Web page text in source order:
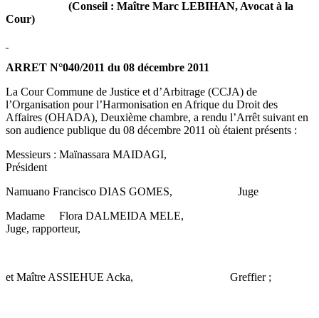
(Conseil : Maître Marc LEBIHAN, Avocat à la
Cour)
ARRET N°040/2011 du 08 décembre 2011
La Cour Commune de Justice et d’Arbitrage (CCJA) de
l’Organisation pour l’Harmonisation en Afrique du Droit des
Affaires (OHADA), Deuxième chambre, a rendu l’Arrêt suivant en
son audience publique du 08 décembre 2011 où étaient présents :
Messieurs : Maïnassara MAIDAGI,
Président
Namuano Francisco DIAS GOMES, Juge
Madame Flora DALMEIDA MELE,
Juge, rapporteur,
et Maître ASSIEHUE Acka, Greffier ;